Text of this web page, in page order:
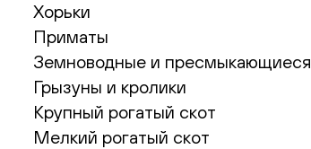
Хорьки
Приматы
Земноводные и пресмыкающиеся
Грызуны и кролики
Крупный рогатый скот
Мелкий рогатый скот